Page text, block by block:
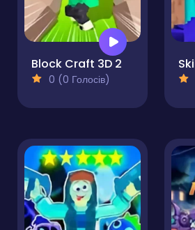
Block Craft 3D 2
0 (0 Голосів)